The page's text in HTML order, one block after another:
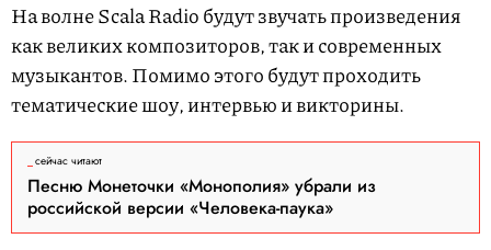
На волне Scala Radio будут звучать произведения
как великих композиторов, так и современных
музыкантов. Помимо этого будут проходить
тематические шоу, интервью и викторины.
сейчас читают
Песню Монеточки «Монополия» убрали из
российской версии «Человека-паука»